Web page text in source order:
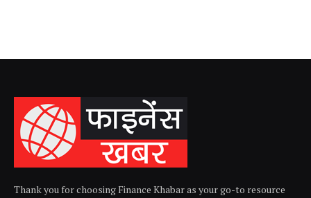
Thank you for choosing Finance Khabar as your go-to resource